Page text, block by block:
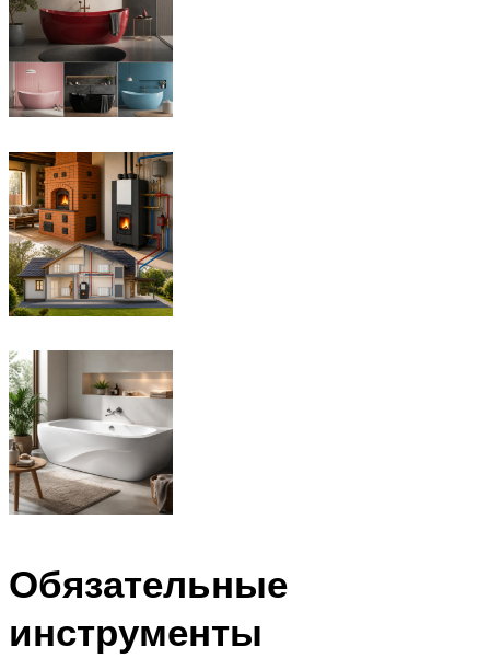
Обязательные
инструменты